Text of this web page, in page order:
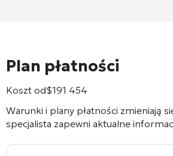
Plan płatności
Koszt od$191 454
Warunki i plany płatności zmieniają
specjalista zapewni aktualne